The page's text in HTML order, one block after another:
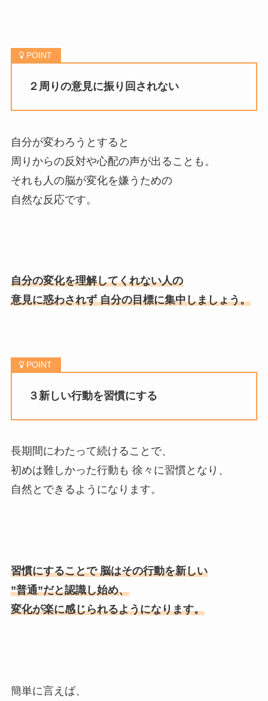
２周りの意見に振り回されない
自分が変わろうとすると
周りからの反対や心配の声が出ることも。
それも人の脳が変化を嫌うための
自然な反応です。
自分の変化を理解してくれない人の
意見に惑わされず 自分の目標に集中しましょう。
３新しい行動を習慣にする
長期間にわたって続けることで、
初めは難しかった行動も 徐々に習慣となり、
自然とできるようになります。
習慣にすることで 脳はその行動を新しい
”普通”だと認識し始め、
変化が楽に感じられるようになります。
簡単に言えば、